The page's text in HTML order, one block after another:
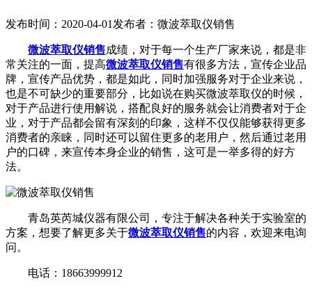
发布时间：2020-04-01 发布者：微波萃取仪销售
微波萃取仪销售成绩，对于每一个生产厂家来说，都是非
常关注的一面，提高微波萃取仪销售有很多方法，宣传企业品
牌，宣传产品优势，都是如此，同时加强服务对于企业来说，
也是不可缺少的重要部分，比如说在购买微波萃取仪的时候，
对于产品进行使用解说，搭配良好的服务就会让消费者对于企
业，对于产品都会留有深刻的印象，这样不仅仅能够获得更多
消费者的亲睐，同时还可以留住更多的老用户，然后通过老用
户的口碑，来宣传本身企业的销售，这可是一举多得的好方
法。
青岛英芮城仪器有限公司，专注于解决各种关于实验室的
方案，想要了解更多关于微波萃取仪销售的内容，欢迎来电询
问。
电话：18663999912